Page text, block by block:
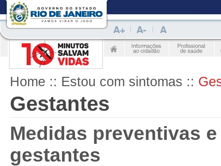
Home :: Estou com sintomas ::
Gestantes
Medidas preventivas
gestantes